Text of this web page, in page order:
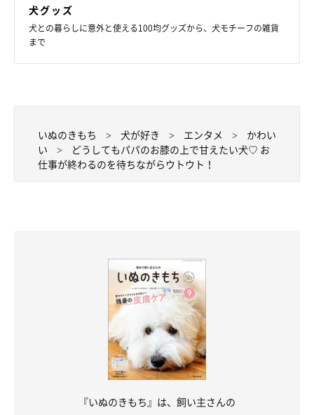
犬グッズ
犬との暮らしに意外と使える100均グッズから、犬モチーフの雑貨
まで
いぬのきもち 犬が好き エンタメ
かわい
い
どうしてもパパのお膝の上で甘えたい犬♡ お
仕事が終わるのを待ちながらウトウト！
『いぬのきもち』は、飼い主さんの